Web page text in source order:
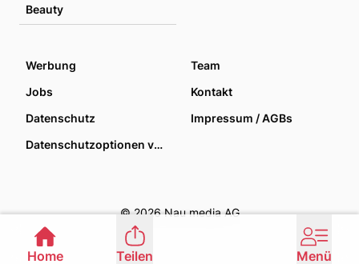
Beauty
Werbung
Team
Jobs
Kontakt
Datenschutz
Impressum / AGBs
Datenschutzoptionen verwalten
© 2026 Nau media AG
Home Teilen Menü